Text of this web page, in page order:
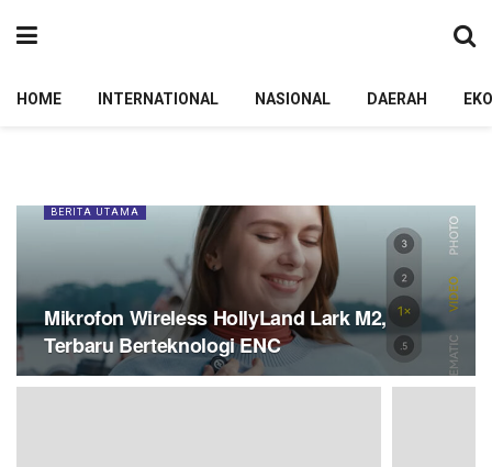
HOME INTERNATIONAL NASIONAL DAERAH
BERITA UTAMA
Mikrofon Wireless HollyLand Lark M2,
Terbaru Berteknologi ENC